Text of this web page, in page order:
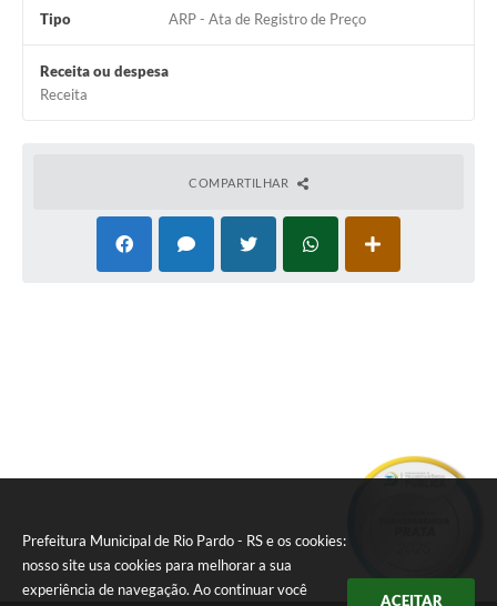
Prefeitura Municipal de Rio Pardo - RS e os cookies:
nosso site usa cookies para melhorar a sua
experiência de navegação. Ao continuar você
ACEITAR
Telefones Úteis
Tipo ARP - Ata de Registro de Preço
Receita ou despesa
Receita
COMPARTILHAR